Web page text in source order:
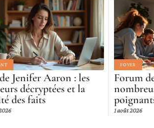
Jenifer Aaron : les
décryptées et la
des faits
FOYER
Forum
1 août 2026